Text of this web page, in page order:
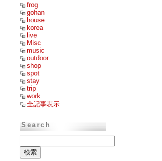
frog
gohan
house
korea
live
Misc
music
outdoor
shop
spot
stay
trip
work
全記事表示
Search